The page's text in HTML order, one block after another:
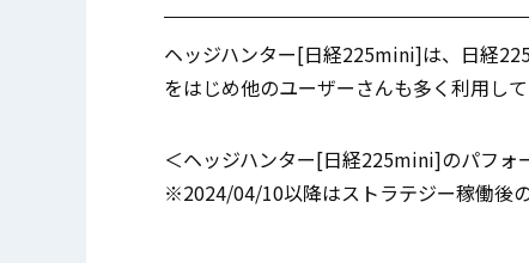
ヘッジハンター[日経225mini]は、日経
をはじめ他のユーザーさんも多く利用し
＜ヘッジハンター[日経225mini]のパフォ
※2024/04/10以降はストラテジー稼働後